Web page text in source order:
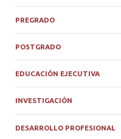
PREGRADO
POSTGRADO
EDUCACIÓN EJECUTIVA
INVESTIGACIÓN
DESARROLLO PROFESIONAL